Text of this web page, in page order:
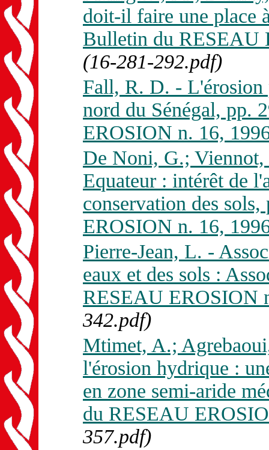
doit-il faire une place
Bulletin du RESEAU
(16-281-292.pdf)
Fall, R. D. - L'érosion
nord du Sénégal, pp.
EROSION n. 16,
De Noni, G.;
Equateur : intérêt de
conservation des
EROSION n. 16,
Pierre-Jean, L. -
eaux et des sols :
RESEAU EROSION
342.pdf)
Mtimet, A.;
l'érosion hydrique :
en zone semi-aride
du RESEAU
357.pdf)